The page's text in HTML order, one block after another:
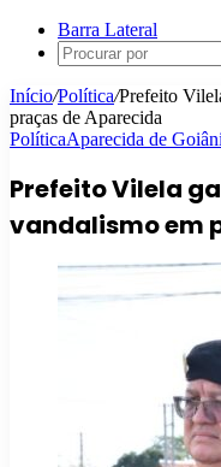
Barra Lateral
Início/Política/Prefeito
praças de Aparecida
PolíticaAparecida de
Prefeito Vilela
vandalismo em